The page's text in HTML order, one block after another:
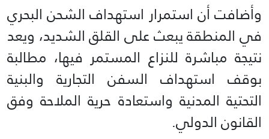
وأضافت أن استمرار استهداف الشحن البحري
في المنطقة يبعث على القلق الشديد، ويعد
نتيجة مباشرة للنزاع المستمر فيها، مطالبة
بوقف استهداف السفن التجارية والبنية
التحتية المدنية واستعادة حرية الملاحة وفق
القانون الدولي.